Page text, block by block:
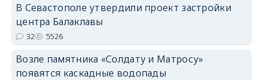
В Севастополе утвердили проект застройки
центра Балаклавы
32 5526
Возле памятника «Солдату и Матросу»
появятся каскадные водопады